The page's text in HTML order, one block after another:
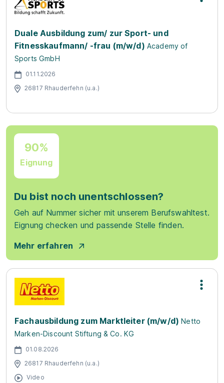
Duale Ausbildung zum/ zur Sport- und
Fitnesskaufmann/ -frau (m/w/d) Academy of
Sports GmbH
01.11.2026
26817 Rhauderfehn (u.a.)
90%
Eignung
Du bist noch unentschlossen?
Geh auf Nummer sicher mit unserem Berufswahltest.
Eignung checken und passende Stelle finden.
Mehr erfahren
Fachausbildung zum Marktleiter (m/w/d) Netto
Marken-Discount Stiftung & Co. KG
01.08.2026
26817 Rhauderfehn (u.a.)
Video